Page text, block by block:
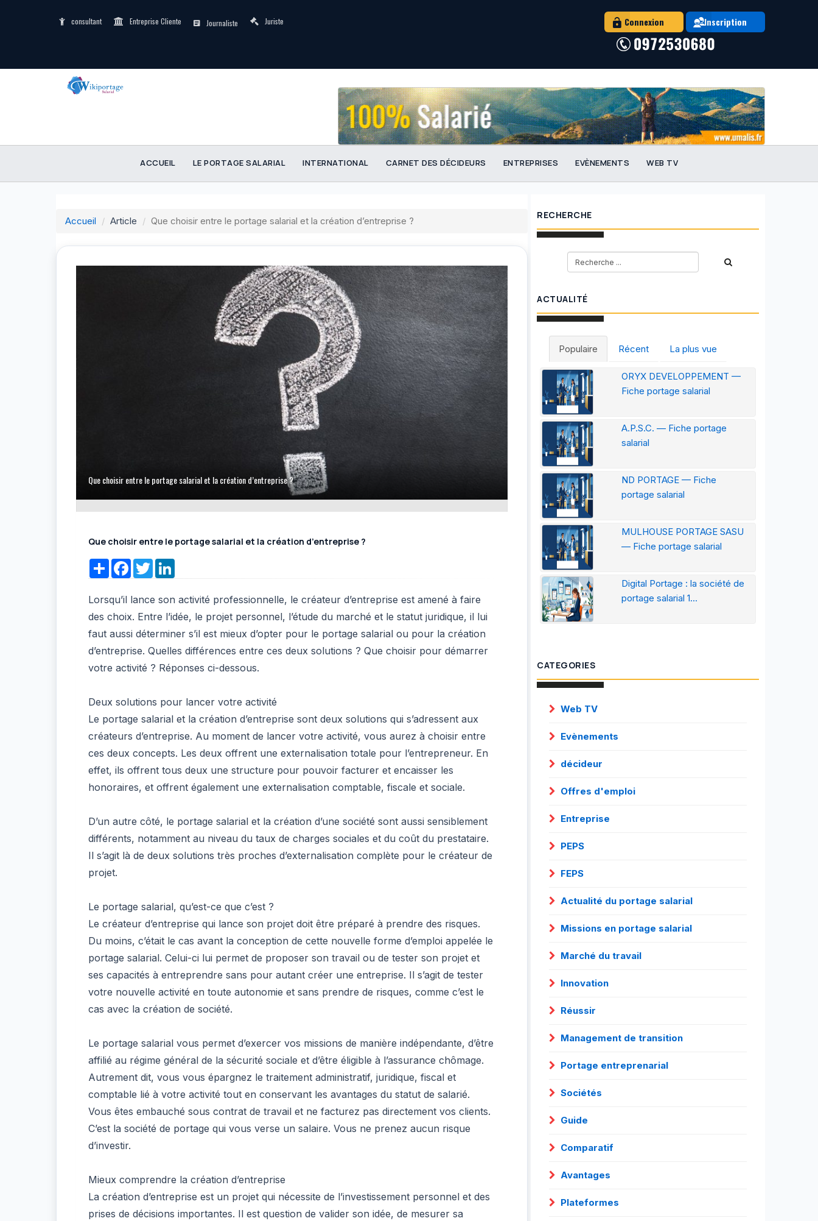
consultant Entreprise Cliente Journaliste Juriste Connexion Inscription
ACCUEIL LE PORTAGE SALARIAL INTERNATIONAL CARNET DES DÉCIDEURS ENTREPRISES EVÈNEMENTS WEB TV
Accueil Article Que choisir entre le portage salarial et la création d’entreprise ?
Que choisir entre le portage salarial et la création d’entreprise ?
Que choisir entre le portage salarial et la création d’entreprise ?
ShareFacebook
Twitter
Lorsqu’il lance son activité professionnelle, le créateur d’entreprise est amené à faire
des choix. Entre l’idée, le projet personnel, l’étude du marché et le statut juridique, il lui
faut aussi déterminer s’il est mieux d’opter pour le portage salarial ou pour la création
d’entreprise. Quelles différences entre ces deux solutions ? Que choisir pour démarrer
votre activité ? Réponses ci-dessous.
Deux solutions pour lancer votre activité
Le portage salarial et la création d’entreprise sont deux solutions qui s’adressent aux
créateurs d’entreprise. Au moment de lancer votre activité, vous aurez à choisir entre
ces deux concepts. Les deux offrent une externalisation totale pour l’entrepreneur. En
effet, ils offrent tous deux une structure pour pouvoir facturer et encaisser les
honoraires, et offrent également une externalisation comptable, fiscale et sociale.
D’un autre côté, le portage salarial et la création d’une société sont aussi sensiblement
différents, notamment au niveau du taux de charges sociales et du coût du prestataire.
Il s’agit là de deux solutions très proches d’externalisation complète pour le créateur de
projet.
Le portage salarial, qu’est-ce que c’est ?
Le créateur d’entreprise qui lance son projet doit être préparé à prendre des risques.
Du moins, c’était le cas avant la conception de cette nouvelle forme d’emploi appelée le
portage salarial. Celui-ci lui permet de proposer son travail ou de tester son projet et
ses capacités à entreprendre sans pour autant créer une entreprise. Il s’agit de tester
votre nouvelle activité en toute autonomie et sans prendre de risques, comme c’est le
cas avec la création de société.
Le portage salarial vous permet d’exercer vos missions de manière indépendante, d’être
affilié au régime général de la sécurité sociale et d’être éligible à l’assurance chômage.
Autrement dit, vous vous épargnez le traitement administratif, juridique, fiscal et
comptable lié à votre activité tout en conservant les avantages du statut de salarié.
Vous êtes embauché sous contrat de travail et ne facturez pas directement vos clients.
C’est la société de portage qui vous verse un salaire. Vous ne prenez aucun risque
d’investir.
Mieux comprendre la création d’entreprise
La création d’entreprise est un projet qui nécessite de l’investissement personnel et des
prises de décisions importantes. Il est question de valider son idée, de mesurer sa
RECHERCHE
ACTUALITÉ
Populaire Récent La plus vue
ORYX DEVELOPPEMENT —
Fiche portage salarial
A.P.S.C. — Fiche portage
salarial
ND PORTAGE — Fiche
portage salarial
MULHOUSE PORTAGE SASU
— Fiche portage salarial
Digital Portage : la société de
portage salarial 1...
CATEGORIES
Web TV
Evènements
décideur
Offres d'emploi
Entreprise
PEPS
FEPS
Actualité du portage salarial
Missions en portage salarial
Marché du travail
Innovation
Réussir
Management de transition
Portage entreprenarial
Sociétés
Guide
Comparatif
Avantages
Plateformes